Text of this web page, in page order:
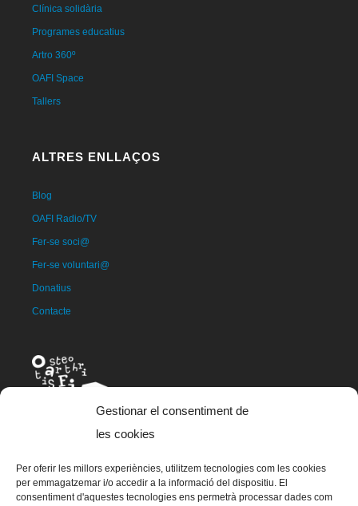
Gestionar el consentiment de
les cookies
Per oferir les millors experiències, utilitzem tecnologies com les cookies
per emmagatzemar i/o accedir a la informació del dispositiu. El
consentiment d'aquestes tecnologies ens permetrà processar dades com
Clínica solidària
Programes educatius
Artro 360º
OAFI Space
Tallers
ALTRES ENLLAÇOS
Blog
OAFI Radio/TV
Fer-se soci@
Fer-se voluntari@
Donatius
Contacte
La mascota d'OAFI, anomenada OAFITO va ser creada de manera
exclusiva i altruista per l'artista Xavier Mariscal.